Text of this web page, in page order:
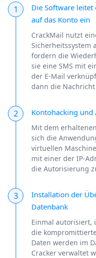
1
Die Software
auf das Konto ein
CrackMail nutzt
Sicherheitssystem
fordern die
sie eine SMS mit
der E-Mail
dann die Nachricht
2 Kontohacking
Mit dem
sich die
virtuellen
mit einer der IP-
die Autorisierung
3
Installation der
Datenbank
Einmal autorisiert,
die
Daten werden im
Cracker verwaltet